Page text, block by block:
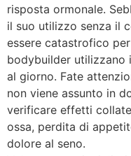
risposta ormonale.
il suo utilizzo senza il
essere catastrofico
bodybuilder utilizzano
al giorno. Fate
non viene assunto in
verificare effetti
ossa, perdita di
dolore al seno.